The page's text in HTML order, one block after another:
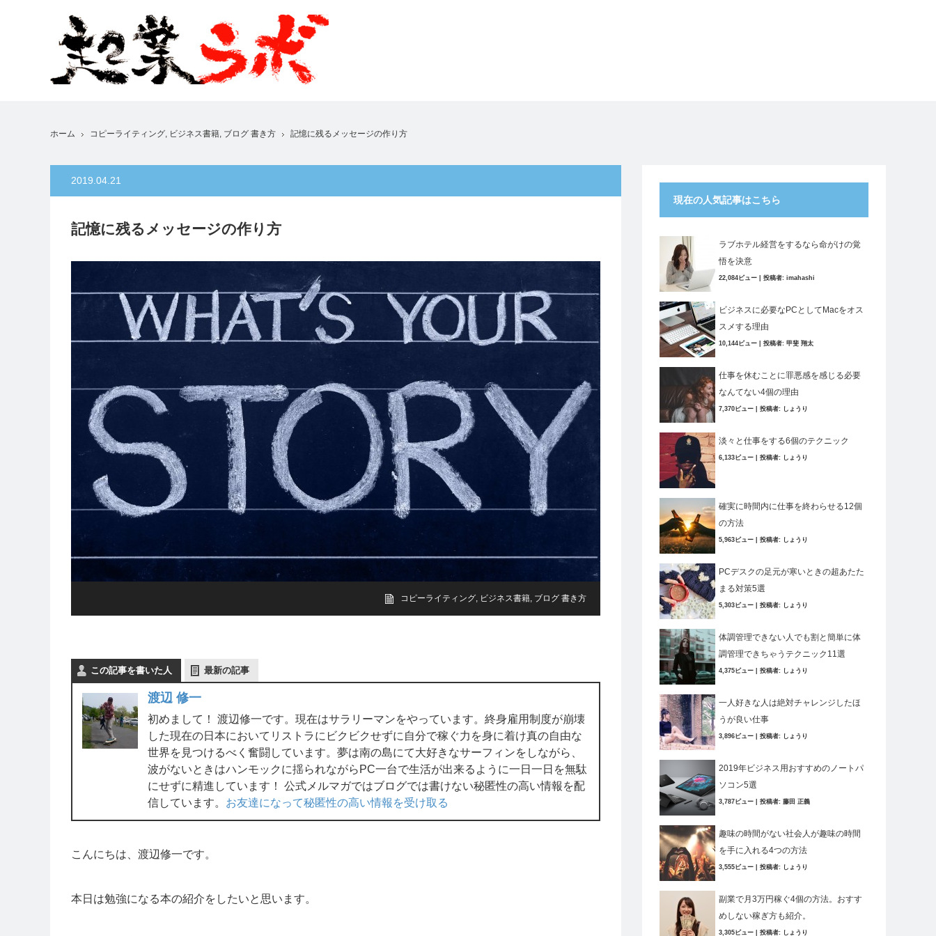
ホーム コピーライティング, ビジネス書籍, ブログ 書き方 記憶に残るメッセージの作り方
2019.04.21
記憶に残るメッセージの作り方
コピーライティング, ビジネス書籍, ブログ 書き方
この記事を書いた人 最新の記事
渡辺 修一
初めまして！ 渡辺修一です。現在はサラリーマンをやっています。終身雇用制度が崩壊
した現在の日本においてリストラにビクビクせずに自分で稼ぐ力を身に着け真の自由な
世界を見つけるべく奮闘しています。夢は南の島にて大好きなサーフィンをしながら、
波がないときはハンモックに揺られながらPC一台で生活が出来るように一日一日を無駄
にせずに精進しています！ 公式メルマガではブログでは書けない秘匿性の高い情報を配
信しています。 お友達になって秘匿性の高い情報を受け取る
こんにちは、渡辺修一です。
本日は勉強になる本の紹介をしたいと思います。
現在の人気記事はこちら
ラブホテル経営をするなら命がけの覚
悟を決意
22,084ビュー 投稿者: imahashi
ビジネスに必要なPCとしてMacをオス
スメする理由
10,144ビュー 投稿者: 甲斐 翔太
仕事を休むことに罪悪感を感じる必要
なんてない4個の理由
7,370ビュー 投稿者: しょうり
淡々と仕事をする6個のテクニック
6,133ビュー 投稿者: しょうり
確実に時間内に仕事を終わらせる12個
の方法
5,963ビュー 投稿者: しょうり
PCデスクの足元が寒いときの超あたた
まる対策5選
5,303ビュー 投稿者: しょうり
体調管理できない人でも割と簡単に体
調管理できちゃうテクニック11選
4,375ビュー 投稿者: しょうり
一人好きな人は絶対チャレンジしたほ
うが良い仕事
3,896ビュー 投稿者: しょうり
2019年ビジネス用おすすめのノートパ
ソコン5選
3,787ビュー 投稿者: 藤田 正義
趣味の時間がない社会人が趣味の時間
を手に入れる4つの方法
3,555ビュー 投稿者: しょうり
副業で月3万円稼ぐ4個の方法。おすす
めしない稼ぎ方も紹介。
3,305ビュー 投稿者: しょうり